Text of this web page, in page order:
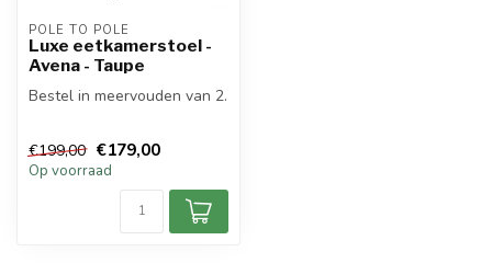
POLE TO POLE
Luxe eetkamerstoel -
Avena - Taupe
Bestel in meervouden van 2.
€199,00 €179,00
Op voorraad